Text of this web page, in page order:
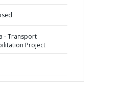
- Transport
Project